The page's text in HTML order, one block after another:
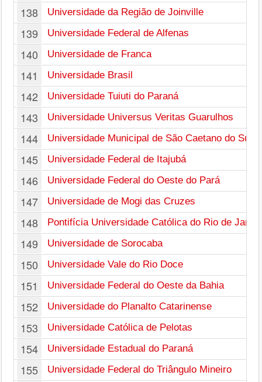
138 Universidade da Região de Joinville
139 Universidade Federal de Alfenas
140 Universidade de Franca
141 Universidade Brasil
142 Universidade Tuiuti do Paraná
143 Universidade Universus Veritas Guarulhos
144 Universidade Municipal de São Caetano do Sul
145 Universidade Federal de Itajubá
146 Universidade Federal do Oeste do Pará
147 Universidade de Mogi das Cruzes
148 Pontifícia Universidade Católica do Rio de
149 Universidade de Sorocaba
150 Universidade Vale do Rio Doce
151 Universidade Federal do Oeste da Bahia
152 Universidade do Planalto Catarinense
153 Universidade Católica de Pelotas
154 Universidade Estadual do Paraná
155 Universidade Federal do Triângulo Mineiro